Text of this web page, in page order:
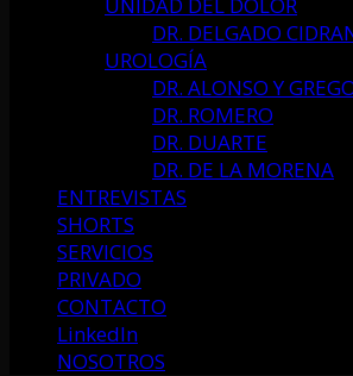
DR. DELGADO
UROLOGÍA
DR. ALONSO Y
DR. ROMERO
DR. DUARTE
DR. DE LA MORENA
ENTREVISTAS
SHORTS
SERVICIOS
PRIVADO
CONTACTO
LinkedIn
NOSOTROS